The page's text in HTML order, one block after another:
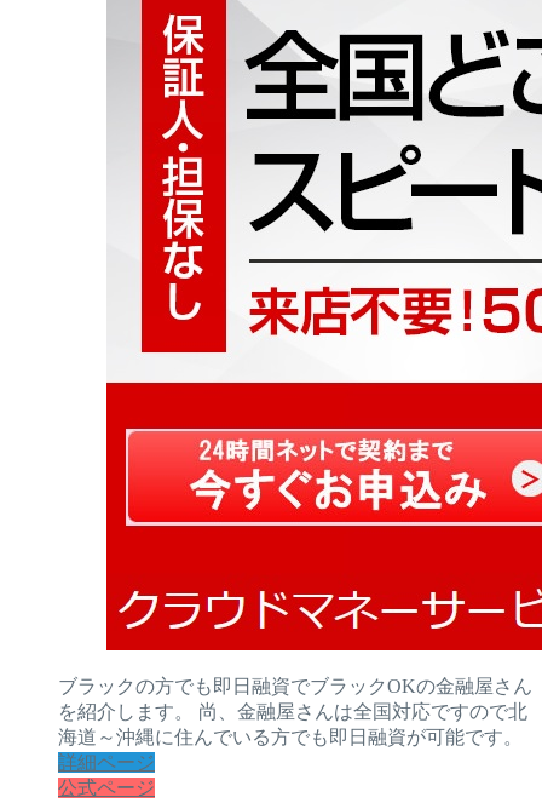
ブラックの方でも即日融資でブラックOKの金融屋さん
を紹介します。 尚、金融屋さんは全国対応ですので北
海道～沖縄に住んでいる方でも即日融資が可能です。
詳細ページ
公式ページ